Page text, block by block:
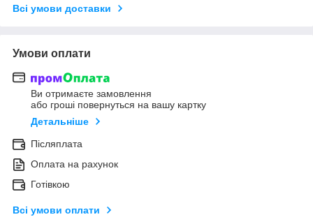
Всі умови доставки
Умови оплати
Ви отримаєте замовлення
або гроші повернуться на вашу картку
Детальніше
Післяплата
Оплата на рахунок
Готівкою
Всі умови оплати